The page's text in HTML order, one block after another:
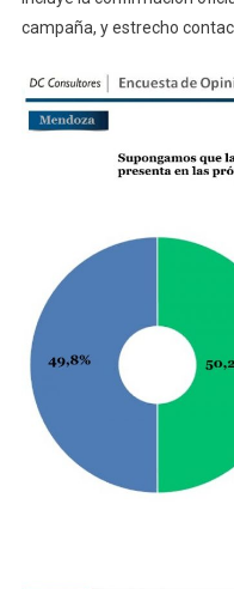
campaña, y estrecho